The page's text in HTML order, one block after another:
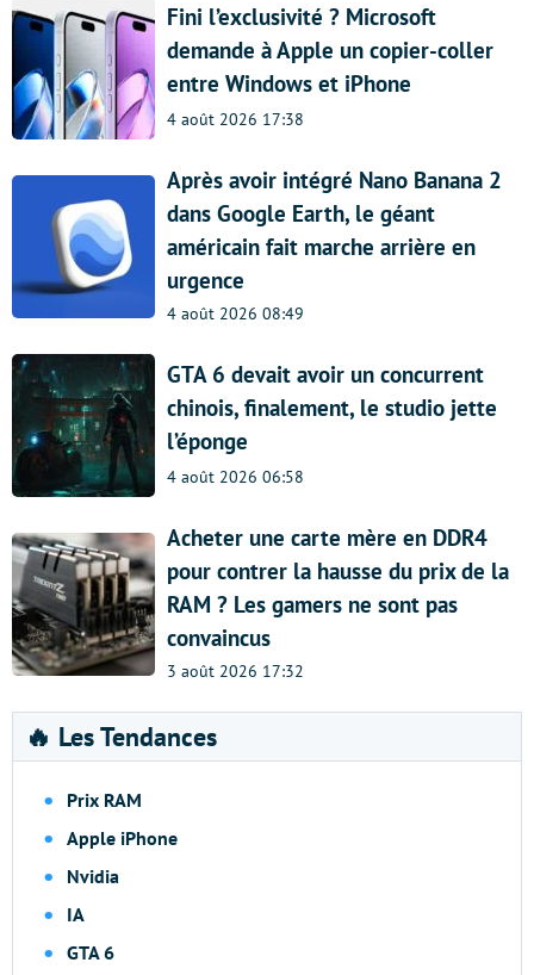
Fini l’exclusivité ? Microsoft
demande à Apple un copier-coller
entre Windows et iPhone
4 août 2026 17:38
Après avoir intégré Nano Banana 2
dans Google Earth, le géant
américain fait marche arrière en
urgence
4 août 2026 08:49
GTA 6 devait avoir un concurrent
chinois, finalement, le studio jette
l’éponge
4 août 2026 06:58
Acheter une carte mère en DDR4
pour contrer la hausse du prix de la
RAM ? Les gamers ne sont pas
convaincus
3 août 2026 17:32
🔥 Les Tendances
Prix RAM
Apple iPhone
Nvidia
IA
GTA 6